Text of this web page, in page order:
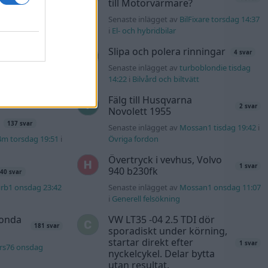
torsdag
t1
137 svar
torsdag 19:51 i
40 svar
onsdag 23:42
181 svar
onsdag
till Motorvärmare?
Senaste inlägget av BilFixare torsdag 14:37
i El- och hybridbilar
Slipa och polera rinningar 4 svar
Senaste inlägget av turboblondie tisdag
14:22i Bilvård och biltvätt
Fälg till Husqvarna
Novolett 1955
2 svar
Senaste inlägget av Mossan1 tisdag 19:42i
Övriga fordon
Övertryck i vevhus, Volvo
940 b230fk
1 svar
Senaste inlägget av Mossan1 onsdag 11:07
i Generell felsökning
VW LT35 -04 2.5 TDI dör
sporadiskt under körning,
startar direkt efter
nyckelcykel. Delar bytta
utan resultat.
1 svar